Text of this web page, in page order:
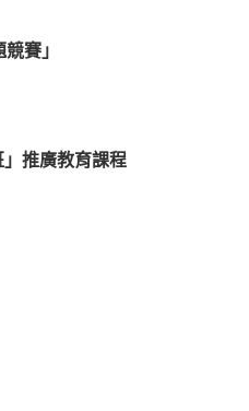
賽」
推廣教育課程